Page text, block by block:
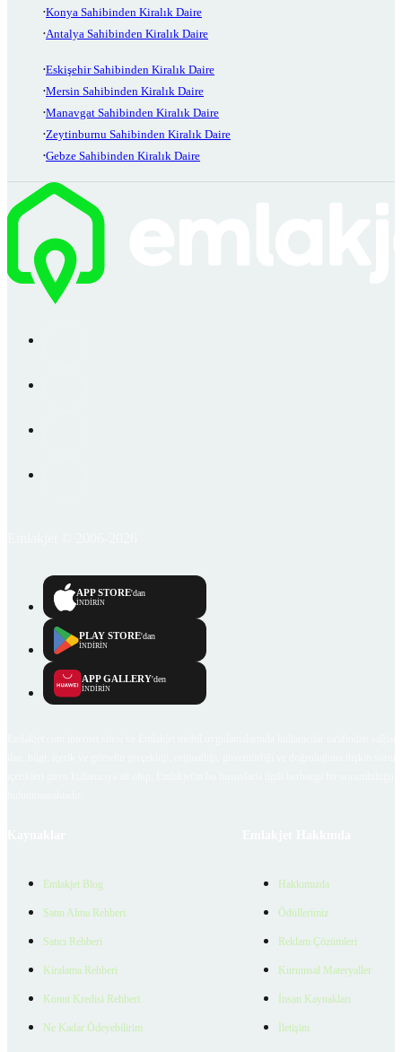
Konya Sahibinden Kiralık Daire
Antalya Sahibinden Kiralık Daire
Eskişehir Sahibinden Kiralık Daire
Mersin Sahibinden Kiralık Daire
Manavgat Sahibinden Kiralık Daire
Zeytinburnu Sahibinden Kiralık Daire
Gebze Sahibinden Kiralık Daire
APP STORE'dan
İNDİRİN
PLAY STORE'dan
İNDİRİN
APP GALLERY'den
İNDİRİN
Emlakjet Blog
Satın Alma Rehberi
Satıcı Rehberi
Kiralama Rehberi
Konut Kredisi Rehberi
Ne Kadar Ödeyebilirim
Hakkımızda
Ödüllerimiz
Reklam Çözümleri
Kurumsal Materyaller
İnsan Kaynakları
İletişim